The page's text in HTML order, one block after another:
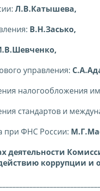
Л.В.Катышева,
В.Н.Засько,
управления:
налогообложения
стандартов и
при ФНС России:
деятельности
коррупции и